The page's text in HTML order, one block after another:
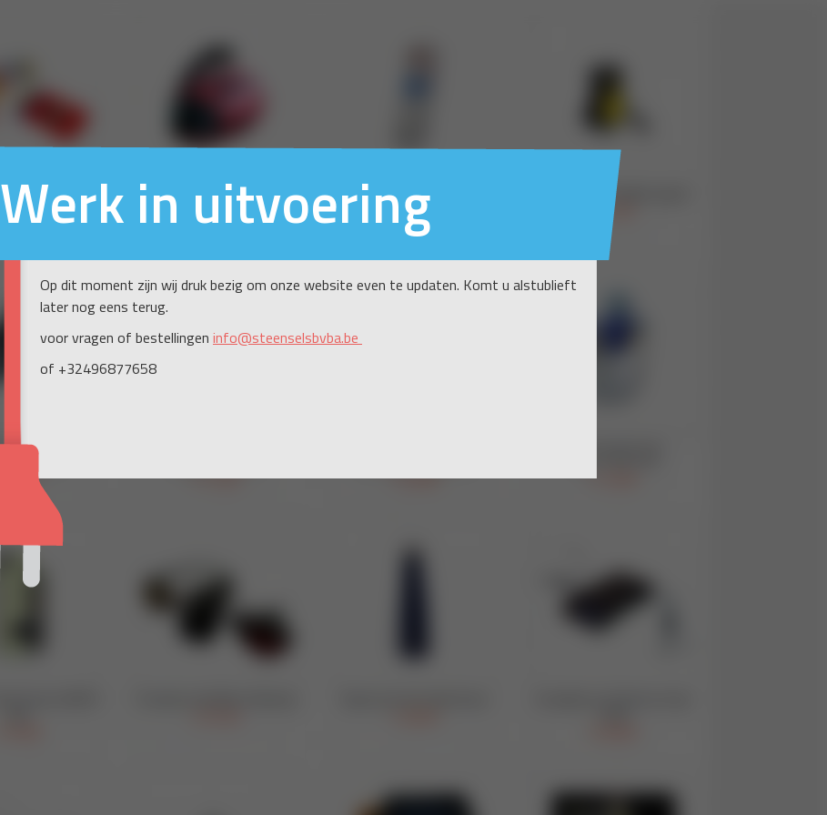
Werk in uitvoering
Op dit moment zijn wij druk bezig om onze website even te updaten. Komt u alstublieft
later nog eens terug.
voor vragen of bestellingen info@steenselsbvba.be
of +32496877658